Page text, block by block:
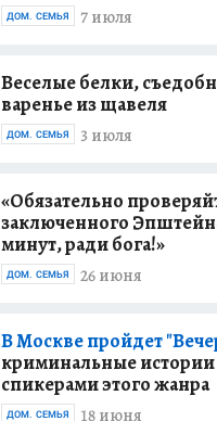
7 июля
ДОМ. СЕМЬЯ
Веселые белки,
варенье из щавеля
3 июля
ДОМ. СЕМЬЯ
«Обязательно
заключенного
минут, ради бога!»
26 июня
ДОМ. СЕМЬЯ
В Москве пройдет
криминальные
спикерами этого жанра
18 июня
ДОМ. СЕМЬЯ